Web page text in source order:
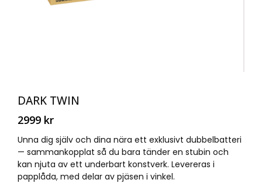
DARK TWIN
2999 kr
Unna dig själv och dina nära ett exklusivt dubbelbatteri
— sammankopplat så du bara tänder en stubin och
kan njuta av ett underbart konstverk. Levereras i
papplåda, med delar av pjäsen i vinkel.